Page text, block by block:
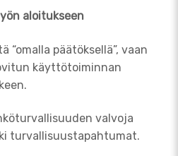
aloitukseen
“omalla päätöksellä”, vaan
käyttötoiminnan
valvoja
turvallisuustapahtumat.